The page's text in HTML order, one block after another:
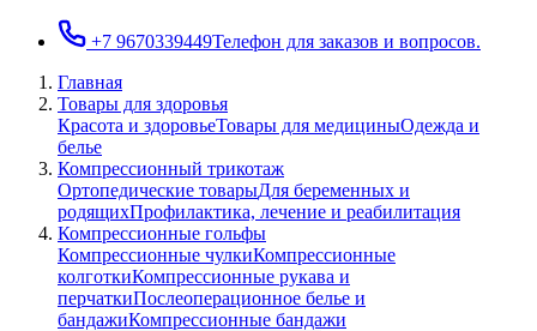
+7 9670339449Телефон для заказов и вопросов.
Главная
Товары для здоровья
Красота и здоровьеТовары для медициныОдежда и
белье
Компрессионный трикотаж
Ортопедические товарыДля беременных и
родящихПрофилактика, лечение и реабилитация
Компрессионные гольфы
Компрессионные чулкиКомпрессионные
колготкиКомпрессионные рукава и
перчаткиПослеоперационное белье и
бандажиКомпрессионные бандажи